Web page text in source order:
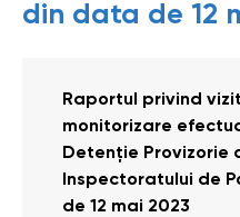
din data de 12
Raportul privind
monitorizare
Detenție Provizorie
Inspectoratului de
de 12 mai 2023